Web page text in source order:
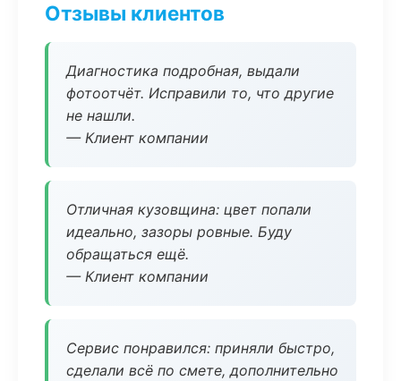
Отзывы клиентов
Диагностика подробная, выдали
фотоотчёт. Исправили то, что другие
не нашли.
— Клиент компании
Отличная кузовщина: цвет попали
идеально, зазоры ровные. Буду
обращаться ещё.
— Клиент компании
Сервис понравился: приняли быстро,
сделали всё по смете, дополнительно